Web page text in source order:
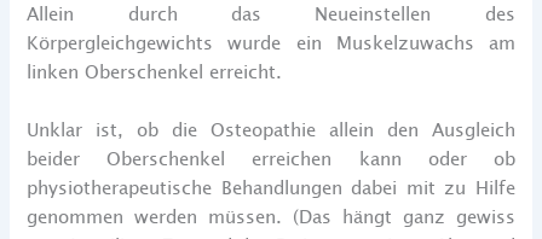
Allein durch das Neueinstellen des
Körpergleichgewichts wurde ein Muskelzuwachs am
linken Oberschenkel erreicht.
Unklar ist, ob die Osteopathie allein den Ausgleich
beider Oberschenkel erreichen kann oder ob
physiotherapeutische Behandlungen dabei mit zu Hilfe
genommen werden müssen. (Das hängt ganz gewiss